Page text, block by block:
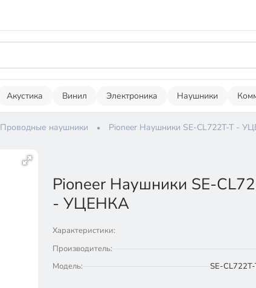
Акустика Винил Электроника Наушники
Проводные наушники Pioneer Наушники SE-CL722T-T -
Pioneer Наушники SE-
- УЦЕНКА
Характеристики:
Производитель:
Модель:
SE-